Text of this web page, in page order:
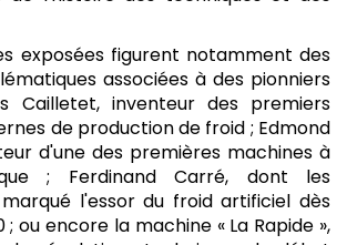
exposées figurent notamment des
associées à des pionniers
Cailletet, inventeur des premiers
de production de froid ; Edmond
d'une des premières machines à
; Ferdinand Carré, dont les
l'essor du froid artificiel dès
; ou encore la machine « La Rapide »,